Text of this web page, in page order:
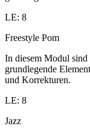
LE: 8
Freestyle Pom
In diesem Modul
grundlegende
und Korrekturen.
LE: 8
Jazz